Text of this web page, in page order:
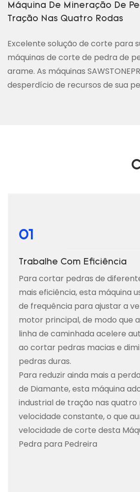
Máquina De Mineração De
Tração Nas Quatro Rodas
Excelente solução de corte para
máquinas de corte de pedra de
arame. As máquinas
desperdício de recursos de sua
01
Trabalhe Com Eficiência
Para cortar pedras de
mais eficiência, esta máquina
de frequência para ajustar a
motor principal, de modo que
linha de caminhada acelere
ao cortar pedras macias e
pedras duras.
Para reduzir ainda mais a
de Diamante, esta máquina
industrial de tração nas quatro
velocidade constante, o que
velocidade de corte desta
Pedra para Pedreira